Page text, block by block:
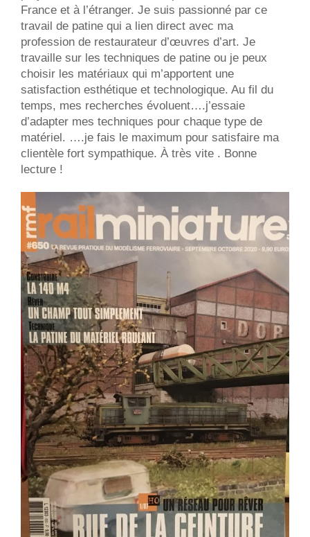
France et à l’étranger. Je suis passionné par ce
travail de patine qui a lien direct avec ma
profession de restaurateur d’œuvres d’art. Je
travaille sur les techniques de patine ou je peux
choisir les matériaux qui m’apportent une
satisfaction esthétique et technologique. Au fil du
temps, mes recherches évoluent….j’essaie
d’adapter mes techniques pour chaque type de
matériel. ….je fais le maximum pour satisfaire ma
clientèle fort sympathique. À très vite . Bonne
lecture !